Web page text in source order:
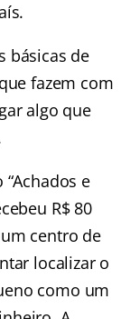
básicas de
fazem com
algo que
e
R$ 80
centro de
localizar o
como um